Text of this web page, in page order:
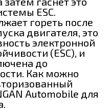
ЕЅС.
гореть после
двигателя, это
электронной
(ESC), и
до
Как можно
Automobile для